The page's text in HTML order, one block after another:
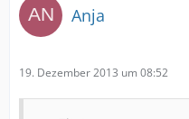
Anja
19. Dezember 2013 um 08:52